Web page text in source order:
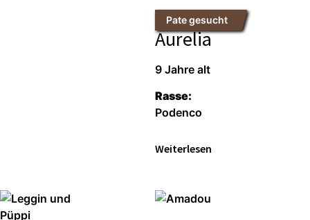
Pate gesucht
Aurelia
9 Jahre alt
Rasse:
Podenco
Weiterlesen